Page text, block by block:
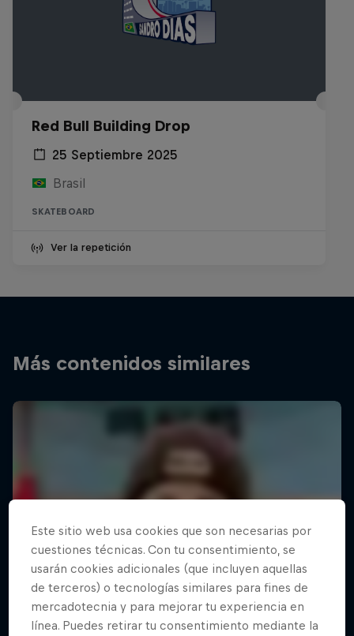
Red Bull Building Drop
25 Septiembre 2025
Brasil
SKATEBOARD
Ver la repetición
Más contenidos similares
Este sitio web usa cookies que son necesarias por
cuestiones técnicas. Con tu consentimiento, se
usarán cookies adicionales (que incluyen aquellas
de terceros) o tecnologías similares para fines de
mercadotecnia y para mejorar tu experiencia en
línea. Puedes retirar tu consentimiento mediante la